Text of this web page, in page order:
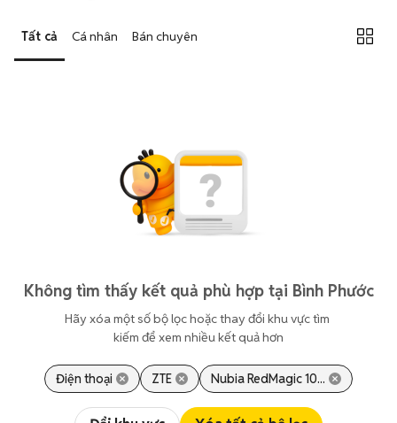
Tất cả Cá nhân Bán chuyên
Không tìm thấy kết quả phù hợp tại Bình Phước
Hãy xóa một số bộ lọc hoặc thay đổi khu vực tìm
kiếm để xem nhiều kết quả hơn
Điện thoại ZTE Nubia RedMagic 10...